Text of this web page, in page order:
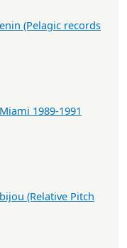
(Pelagic records
1989-1991
(Relative Pitch